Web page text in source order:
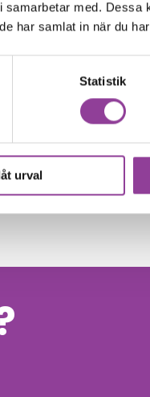
med. Dessa
har samlat in när du
Statistik
urval